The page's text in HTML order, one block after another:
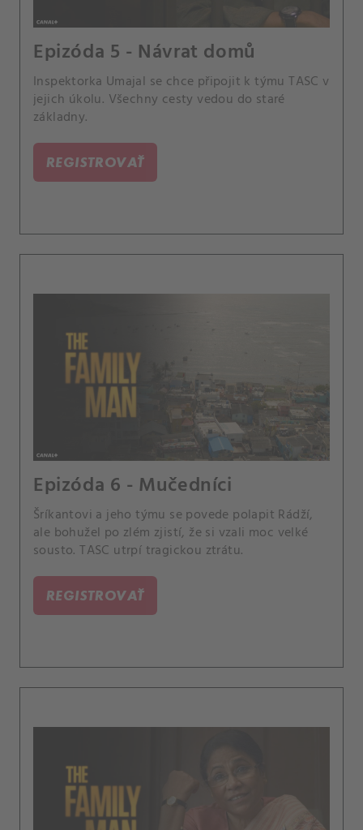
Epizóda 5 - Návrat domů
Inspektorka Umajal se chce připojit k týmu TASC v
jejich úkolu. Všechny cesty vedou do staré
základny.
REGISTROVAŤ
Epizóda 6 - Mučedníci
Šríkantovi a jeho týmu se povede polapit Rádží,
ale bohužel po zlém zjistí, že si vzali moc velké
sousto. TASC utrpí tragickou ztrátu.
REGISTROVAŤ